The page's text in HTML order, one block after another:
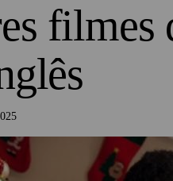
filmes